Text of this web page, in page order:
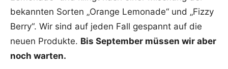
bekannten Sorten „Orange Lemonade“ und „Fizzy
Berry“. Wir sind auf jeden Fall gespannt auf die
neuen Produkte. Bis September müssen wir aber
noch warten.